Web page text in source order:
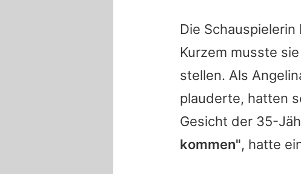
Die
Kurzem musste
stellen. Als
plauderte, hatten
Gesicht der 35-
kommen", hatte